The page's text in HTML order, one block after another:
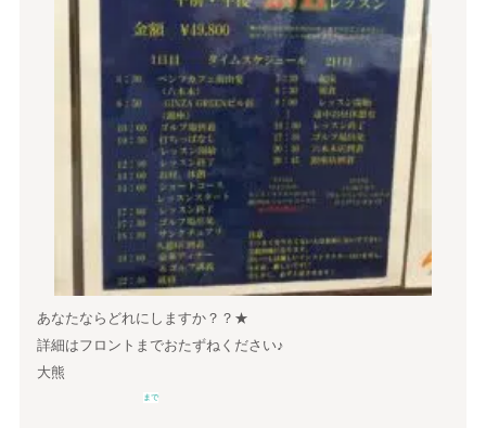
あなたならどれにしますか？？★
詳細はフロントまでおたずねください♪
大熊
まで